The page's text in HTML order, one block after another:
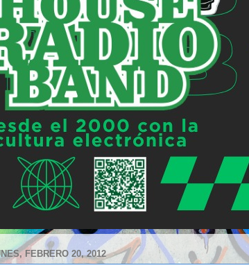
FEBRERO 20, 2012